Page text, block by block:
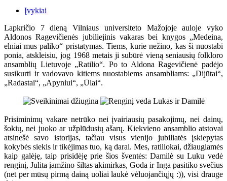
Įvykiai
Lapkričio 7 dieną Vilniaus universiteto Mažojoje auloje vyko
Aldonos Ragevičienės jubiliejinis vakaras bei knygos „Medeina,
elniai mus paliko“ pristatymas. Tiems, kurie nežino, kas ši nuostabi
ponia, atskleisiu, jog 1968 metais ji subūrė vieną seniausių folkloro
ansamblių Lietuvoje „Ratilio“. Po to Aldona Ragevičienė padėjo
susikurti ir vadovavo kitiems nuostabiems ansambliams: „Dijūtai“,
„Radastai“, „Apyniui“, „Ūlai“.
Prisiminimų vakare netrūko nei įvairiausių pasakojimų, nei dainų,
šokių, nei juoko ar užplūdusių ašarų. Kiekvieno ansamblio atstovai
atsinešė savo istorijas, tačiau visus vienijo jubiliatės įskiepytas
kokybės siekis ir tikėjimas tuo, ką darai. Mes, ratiliokai, džiaugiamės
kaip galėję, taip prisidėję prie šios šventės: Damilė su Luku vedė
renginį, Julita įamžino šiltas akimirkas, Goda ir Inga pasitiko svečius
(net per mūsų pirmą dainą uoliai laukė vėluojančiųjų :)), visi drauge